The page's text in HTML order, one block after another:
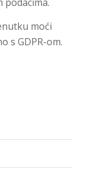
podacima.
moći
s GDPR-om.